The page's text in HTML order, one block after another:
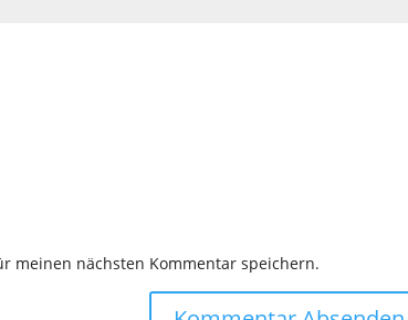
meinen nächsten Kommentar speichern.